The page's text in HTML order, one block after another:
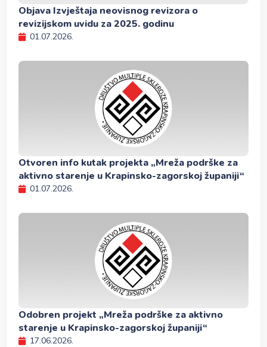
Objava Izvještaja neovisnog revizora o
revizijskom uvidu za 2025. godinu
01.07.2026.
Otvoren info kutak projekta „Mreža podrške za
aktivno starenje u Krapinsko-zagorskoj županiji“
01.07.2026.
Odobren projekt „Mreža podrške za aktivno
starenje u Krapinsko-zagorskoj županiji“
17.06.2026.